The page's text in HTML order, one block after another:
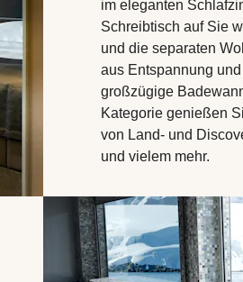
im eleganten
Schreibtisch auf Sie
und die separaten
aus Entspannung
großzügige
Kategorie genießen
von Land- und
und vielem mehr.